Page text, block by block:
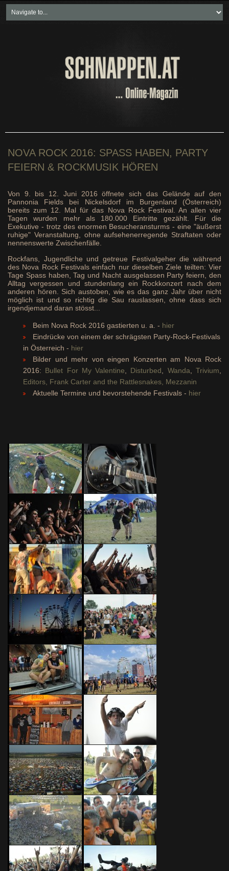
Neueste Beiträge
Soziales & Projekte
NOVA ROCK 2016: SPASS HABEN, PARTY
FEIERN & ROCKMUSIK HÖREN
Von 9. bis 12. Juni 2016 öffnete sich das Gelände auf den
Pannonia Fields bei Nickelsdorf im Burgenland (Österreich)
bereits zum 12. Mal für das Nova Rock Festival. An allen vier
Tagen wurden mehr als 180.000 Eintritte gezählt. Für die
Exekutive - trotz des enormen Besucheransturms - eine "äußerst
ruhige" Veranstaltung, ohne aufsehenerregende Straftaten oder
nennenswerte Zwischenfälle.
Rockfans, Jugendliche und getreue Festivalgeher die während
des Nova Rock Festivals einfach nur dieselben Ziele teilten: Vier
Tage Spass haben, Tag und Nacht ausgelassen Party feiern, den
Alltag vergessen und stundenlang ein Rockkonzert nach dem
anderen hören. Sich austoben, wie es das ganz Jahr über nicht
möglich ist und so richtig die Sau rauslassen, ohne dass sich
irgendjemand daran stösst...
Beim Nova Rock 2016 gastierten u. a. - hier
Eindrücke von einem der schrägsten Party-Rock-Festivals
in Österreich - hier
Bilder und mehr von eingen Konzerten am Nova Rock
2016: Bullet For My Valentine Disturbed Wanda ,Trivium
Editors, Frank Carter and the Rattlesnakes, Mezzanin
Aktuelle Termine und bevorstehende Festivals - hier